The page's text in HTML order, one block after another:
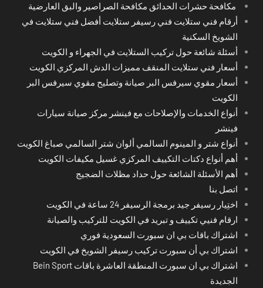
مكافحة حشرات الحدائق مكافحة الصراصير والبق العارضية
أرقام فني ستلايت فني رسيفر ستلايت أفضل فني ستلايت في
الشويخ السكنية
أسئلة شائعة حول تركيب الستلايت في الجهراء و الكويت
أسعار فني ستلايت المنقف مميزات الدش المركزي الكويت
أسعار مقوي سيرفس البر صيانة وتصليح مقوي سيرفس البر
الكويت
أنواع الخدمات والإصلاحات مع فينشر مركز صيانة سيارات
فينشر
أنواع شتر و المينوم السالمي ألوان شتر السالمي صباغ الكويت
أهم أنواع دكتات التكييف المركزي غسيل مكيفات الكويت
أهم الأسئلة الشائعة حول حداد مظلات الضجيج
اتصل بنا
اختِيار رسيفر جيد برمجة الرسيفر 24 ساعة في الكويت
ارقام فنيي تكييف و تبريد في الكويت للتركيب والصيانة
اشتراك باقات بي ان سبورت السعودية فوري
اشتراك بي أن سبورت تركيب رسيفر الشويخ في الكويت
اشتراك بي ان سبورت المنطقة العاشرة باقات Bein Sport
الجديدة